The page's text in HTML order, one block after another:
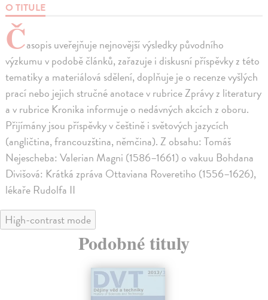
O TITULE
Časopis uveřejňuje nejnovější výsledky původního
výzkumu v podobě článků, zařazuje i diskusní příspěvky z této
tematiky a materiálová sdělení, doplňuje je o recenze vyšlých
prací nebo jejich stručné anotace v rubrice Zprávy z literatury
a v rubrice Kronika informuje o nedávných akcích z oboru.
Přijímány jsou příspěvky v češtině i světových jazycích
(angličtina, francouzština, němčina). Z obsahu: Tomáš
Nejescheba: Valerian Magni (1586–1661) o vakuu Bohdana
Divišová: Krátká zpráva Ottaviana Roveretiho (1556–1626),
lékaře Rudolfa II
High-contrast mode
Podobné tituly